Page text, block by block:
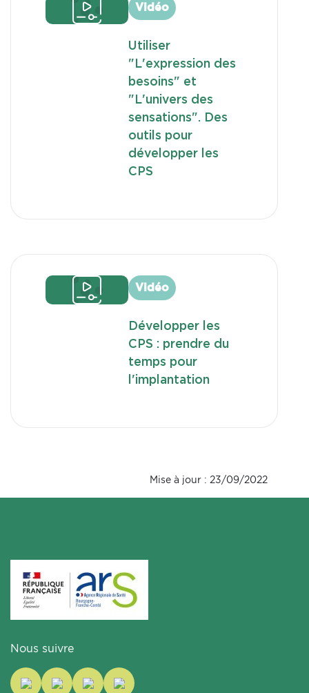
Vidéo
Utiliser
"L'expression des
besoins" et
"L'univers des
sensations". Des
outils pour
développer les
CPS
Vidéo
Développer les
CPS : prendre du
temps pour
l'implantation
Mise à jour : 23/09/2022
Nous suivre